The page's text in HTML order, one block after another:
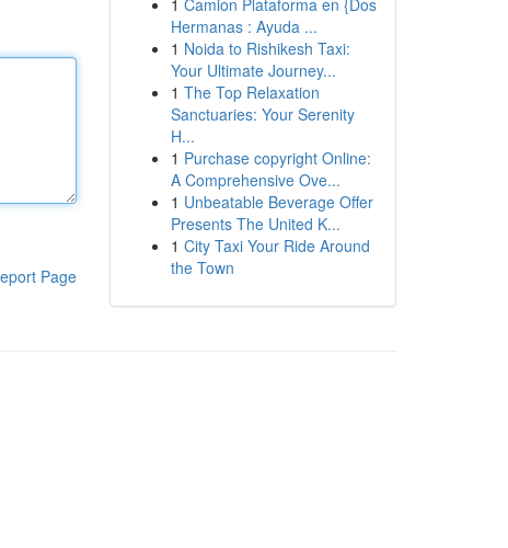
Page
1 Camion Plataforma en {Dos
Hermanas : Ayuda ...
1 Noida to Rishikesh Taxi:
Your Ultimate Journey...
1 The Top Relaxation
Sanctuaries: Your Serenity
H...
1 Purchase copyright Online:
A Comprehensive Ove...
1 Unbeatable Beverage Offer
Presents The United K...
1 City Taxi Your Ride Around
the Town